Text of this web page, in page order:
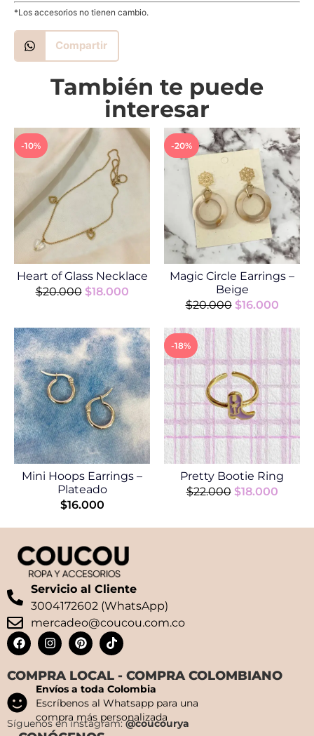
*Los accesorios no tienen cambio.
Compartir
También te puede
interesar
-10%
Heart of Glass Necklace
$20.000 $18.000
-20%
Magic Circle Earrings –
Beige
$20.000 $16.000
Mini Hoops Earrings –
Plateado
$16.000
-18%
Pretty Bootie Ring
$22.000 $18.000
Servicio al Cliente
3004172602 (WhatsApp)
mercadeo@coucou.com.co
COMPRA LOCAL - COMPRA COLOMBIANO
Envíos a toda Colombia
Escríbenos al Whatsapp para una
compra más personalizada
Síguenos en instagram:@coucourya